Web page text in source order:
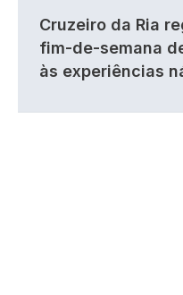
Cruzeiro da Ria
fim-de-semana
às experiências